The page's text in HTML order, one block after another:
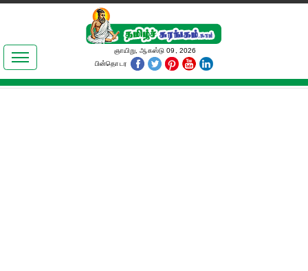
இலக்கியங்கள்
தமிழ் உலகம்
ஞாயிறு, ஆகஸ்டு 09, 2026
பின்தொடர